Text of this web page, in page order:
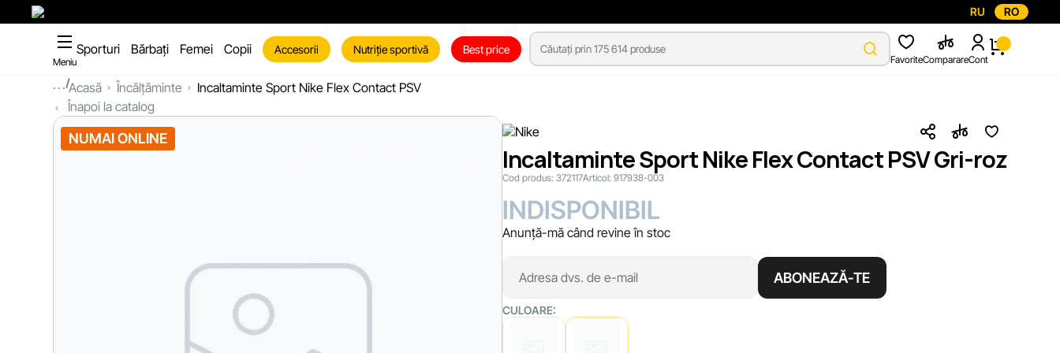
RU RO
Meniu
Sporturi Bărbați Femei Copii Accesorii Nutriție sportivă Best price
FavoriteComparareCont
...Acasă Încălțăminte
Incaltaminte Sport Nike Flex Contact PSV
Înapoi la catalog
NUMAI ONLINE
Incaltaminte Sport Nike Flex Contact PSV Gri-roz
Cod produs: 372117Articol: 917938-003
INDISPONIBIL
Anunță-mă când revine în stoc
ABONEAZĂ-TE
CULOARE: